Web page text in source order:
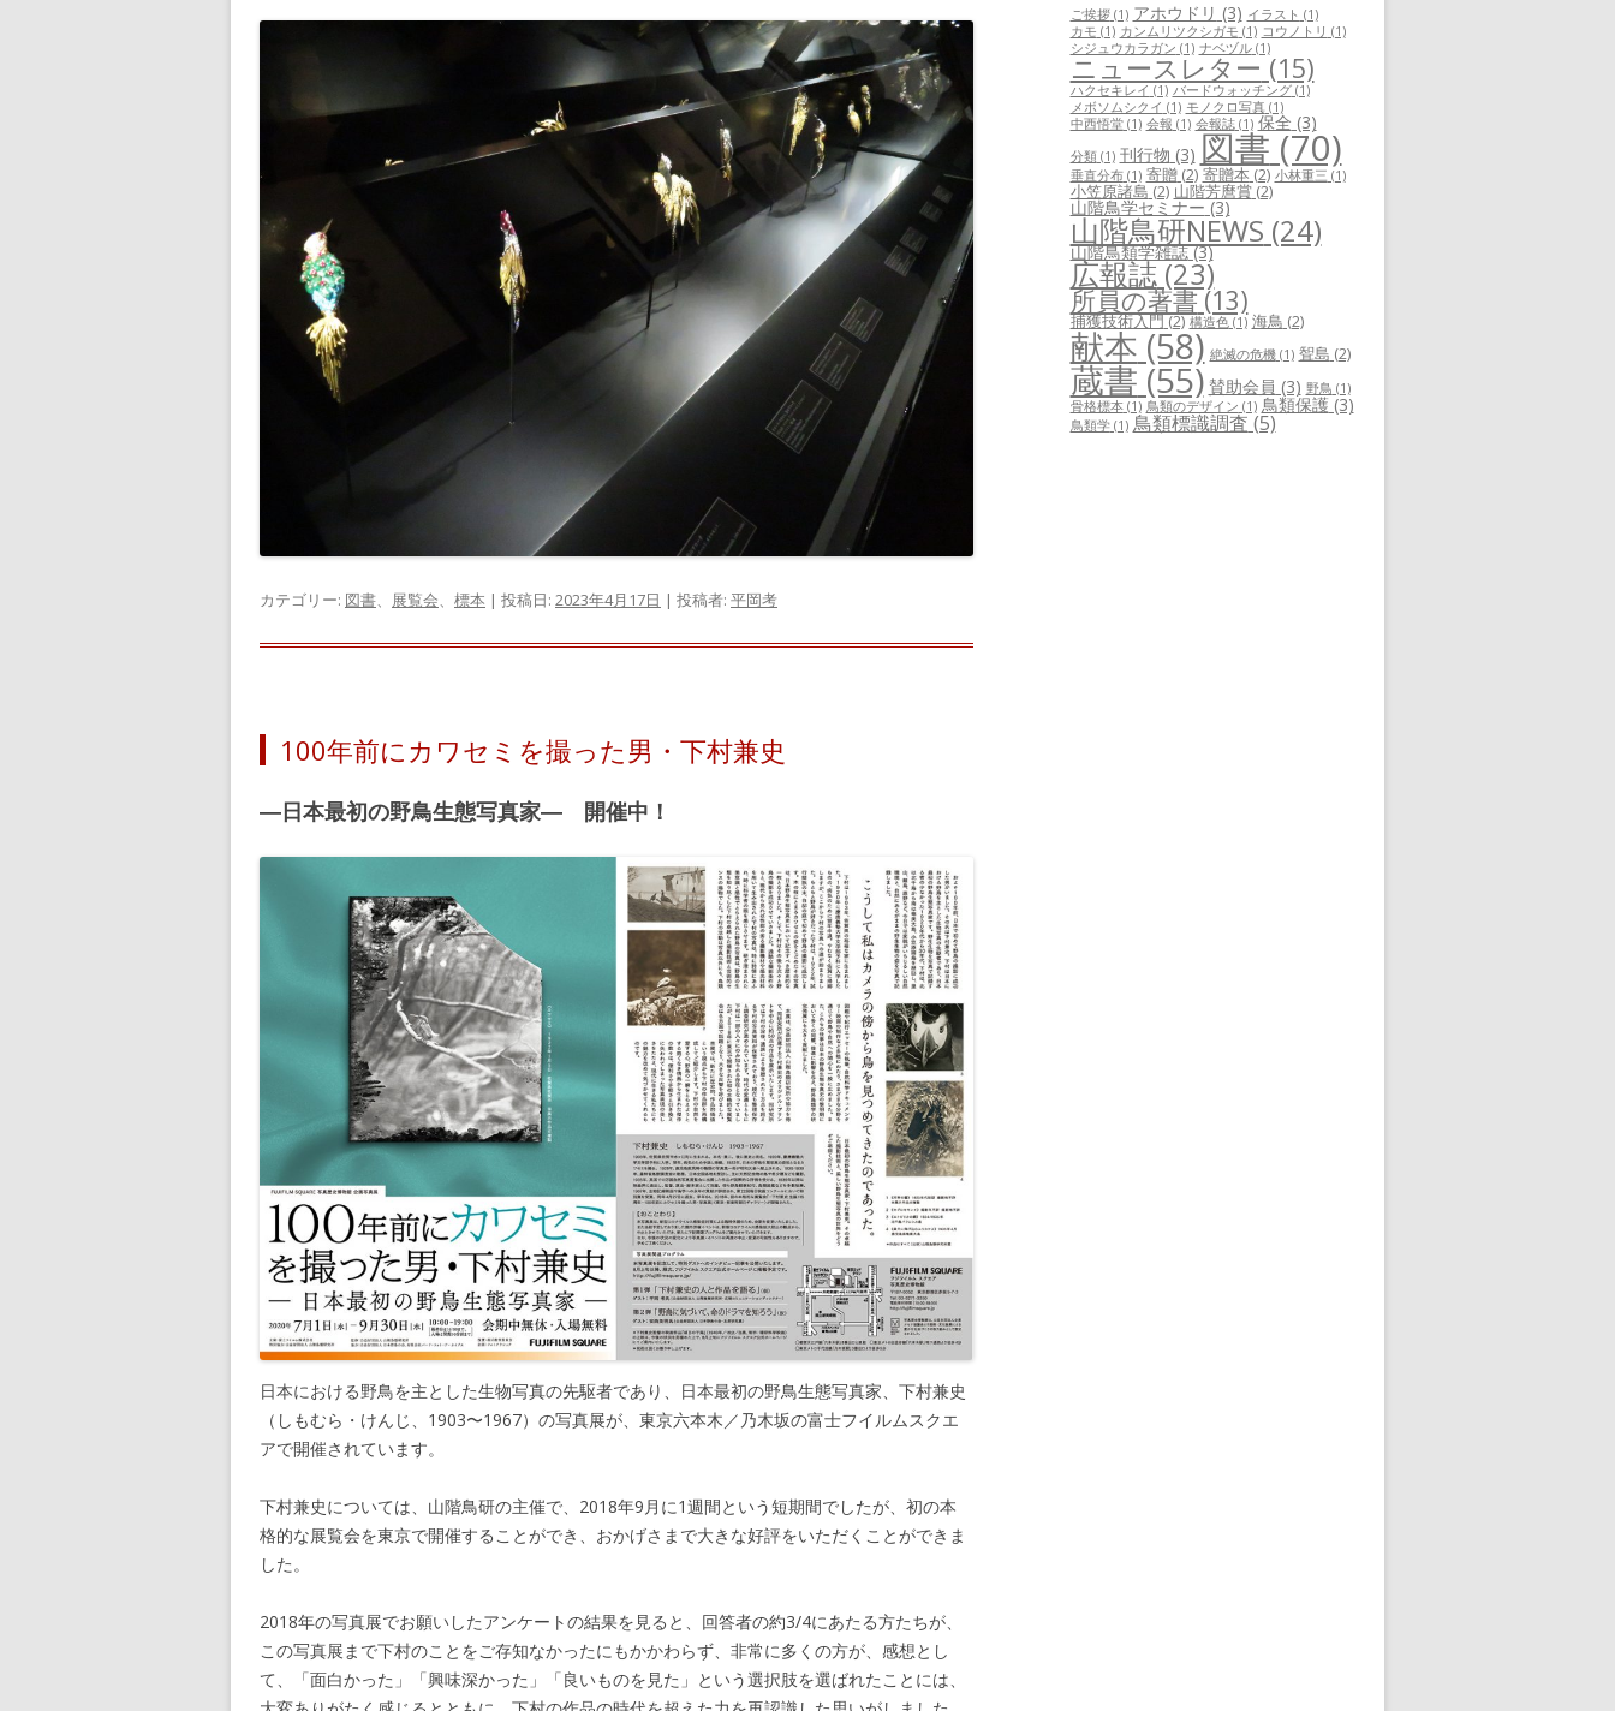
カテゴリー: 図書、 展覧会、 標本 | 投稿日: 2023年4月17日 | 投稿者: 平岡考
100年前にカワセミを撮った男・下村兼史
―日本最初の野鳥生態写真家― 開催中！
日本における野鳥を主とした生物写真の先駆者であり、日本最初の野鳥生態写真家、下村兼史
（しもむら・けんじ、1903〜1967）の写真展が、東京六本木／乃木坂の富士フイルムスクエ
アで開催されています。
下村兼史については、山階鳥研の主催で、2018年9月に1週間という短期間でしたが、初の本
格的な展覧会を東京で開催することができ、おかげさまで大きな好評をいただくことができま
した。
2018年の写真展でお願いしたアンケートの結果を見ると、回答者の約3/4にあたる方たちが、
この写真展まで下村のことをご存知なかったにもかかわらず、非常に多くの方が、感想とし
て、「面白かった」「興味深かった」「良いものを見た」という選択肢を選ばれたことには、
ご挨拶(1) アホウドリ (3) イラスト (1)
カモ (1) カンムリツクシガモ (1) コウノトリ (1)
シジュウカラガン (1) ナベヅル(1)
ニュースレター (15)
ハクセキレイ (1) バードウォッチング(1)
メボソムシクイ (1) モノクロ写真(1)
中西悟堂(1) 会報 (1) 会報誌(1) 保全 (3)
分類(1) 刊行物 (3) 図書 (70)
垂直分布(1) 寄贈(2) 寄贈本 (2) 小林重三 (1)
小笠原諸島 (2) 山階芳麿賞(2)
山階鳥学セミナー(3)
山階鳥研NEWS (24)
山階鳥類学雑誌(3)
広報誌(23)
所員の著書(13)
捕獲技術入門(2) 構造色(1) 海鳥 (2)
献本 (58) 絶滅の危機(1) 聟島 (2)
蔵書(55) 賛助会員 (3) 野鳥 (1)
骨格標本(1) 鳥類のデザイン (1) 鳥類保護 (3)
鳥類学(1) 鳥類標識調査(5)